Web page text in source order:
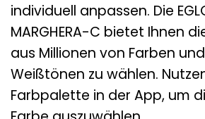
individuell anpassen. Die
MARGHERA-C bietet Ihnen
aus Millionen von Farben
Weißtönen zu wählen.
Farbpalette in der App, um